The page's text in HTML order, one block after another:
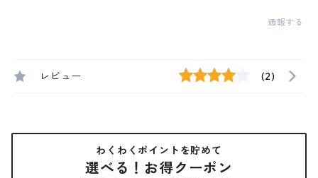
通報する
レビュー (2)
わくわくポイントを貯めて
選べる！お得クーポン